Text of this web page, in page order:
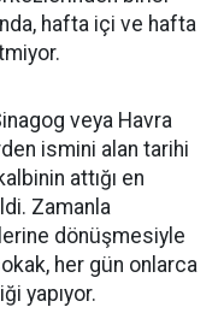
hafta içi ve hafta
veya Havra
ismini alan tarihi
attığı en
Zamanla
dönüşmesiyle
her gün onlarca
yapıyor.